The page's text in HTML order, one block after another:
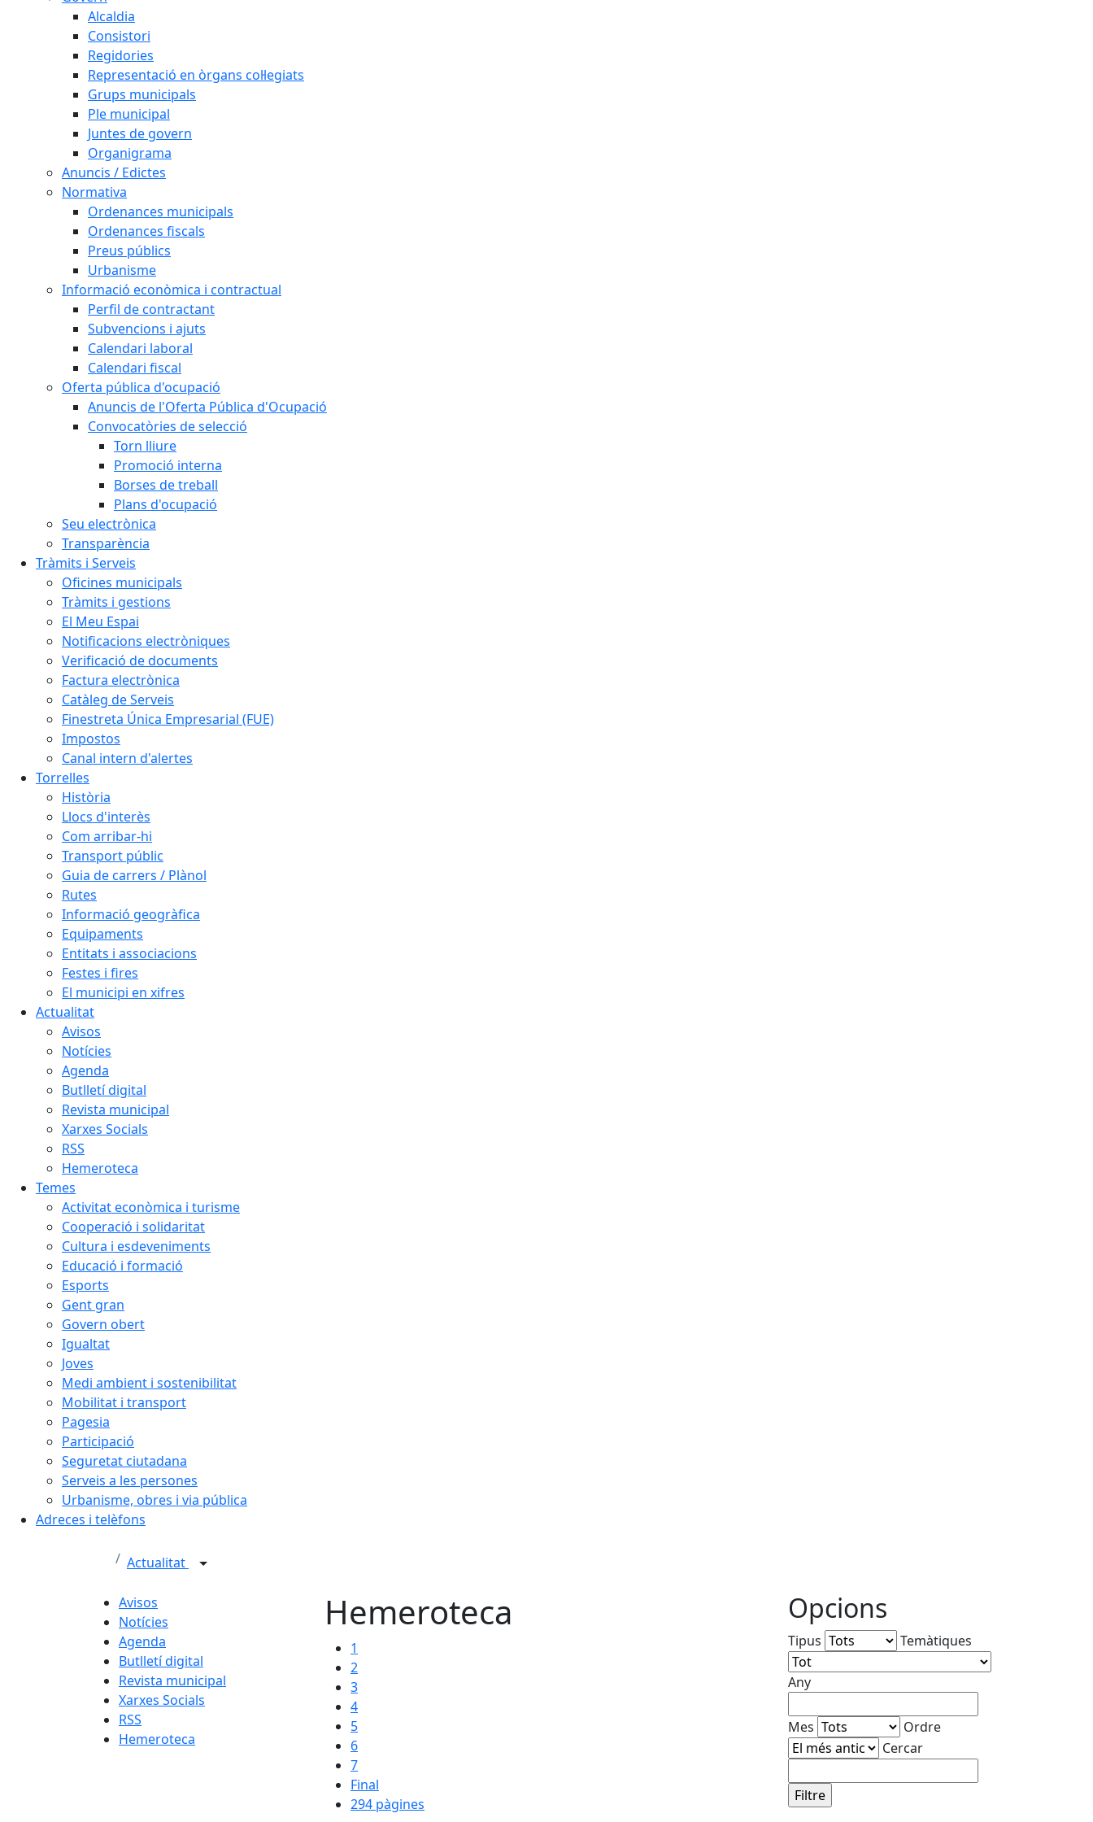
Alcaldia
Consistori
Regidories
Representació en òrgans col·legiats
Grups municipals
Ple municipal
Juntes de govern
Organigrama
Anuncis / Edictes
Normativa
Ordenances municipals
Ordenances fiscals
Preus públics
Urbanisme
Informació econòmica i contractual
Perfil de contractant
Subvencions i ajuts
Calendari laboral
Calendari fiscal
Oferta pública d'ocupació
Anuncis de l'Oferta Pública d'Ocupació
Convocatòries de selecció
Torn lliure
Promoció interna
Borses de treball
Plans d'ocupació
Seu electrònica
Transparència
Tràmits i Serveis
Oficines municipals
Tràmits i gestions
El Meu Espai
Notificacions electròniques
Verificació de documents
Factura electrònica
Catàleg de Serveis
Finestreta Única Empresarial (FUE)
Impostos
Canal intern d'alertes
Torrelles
Història
Llocs d'interès
Com arribar-hi
Transport públic
Guia de carrers / Plànol
Rutes
Informació geogràfica
Equipaments
Entitats i associacions
Festes i fires
El municipi en xifres
Actualitat
Avisos
Notícies
Agenda
Butlletí digital
Revista municipal
Xarxes Socials
RSS
Hemeroteca
Temes
Activitat econòmica i turisme
Cooperació i solidaritat
Cultura i esdeveniments
Educació i formació
Esports
Gent gran
Govern obert
Igualtat
Joves
Medi ambient i sostenibilitat
Mobilitat i transport
Pagesia
Participació
Seguretat ciutadana
Serveis a les persones
Urbanisme, obres i via pública
Adreces i telèfons
Actualitat
Avisos
Notícies
Agenda
Butlletí digital
Revista municipal
Xarxes Socials
RSS
Hemeroteca
Hemeroteca
1
2
3
4
5
6
7
Final
294 pàgines
Opcions
Tipus Temàtiques
Any
Mes
Ordre
Cercar